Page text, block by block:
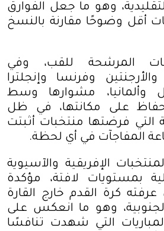
وهو ما جعل الفوارق
أقل وضوحًا مقارنة بالنسخ
المرشحة للقب، وفي
وفرنسا وإنجلترا
وألمانيا، مشوارها وسط
على مكانتها، في ظل
فرضتها منتخبات أثبتت
المفاجآت في أي لحظة.
الإفريقية والآسيوية
بمستويات لافتة، مؤكدة
عرفته كرة القدم خارج القارة
الجنوبية، وهو ما انعكس على
التي شهدت تنافسًا